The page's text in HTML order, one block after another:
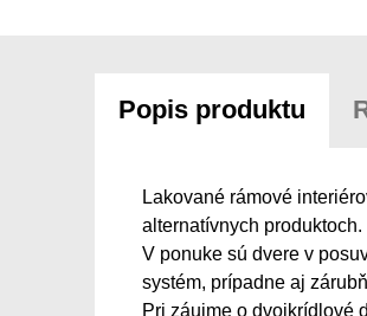
Popis produktu
Lakované rámové
alternatívnych produktoch.
V ponuke sú dvere v
systém, prípadne aj
Pri záujme o dvojkrídlové